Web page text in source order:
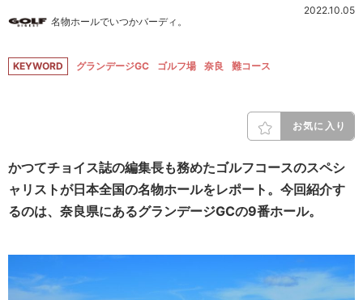
名物ホールでいつかバーディ。
2022.10.05
KEYWORD グランデージGC ゴルフ場 奈良 難コース
お気に入り
かつてチョイス誌の編集長も務めたゴルフコースのスペシ
ャリストが日本全国の名物ホールをレポート。今回紹介す
るのは、奈良県にあるグランデージGCの9番ホール。